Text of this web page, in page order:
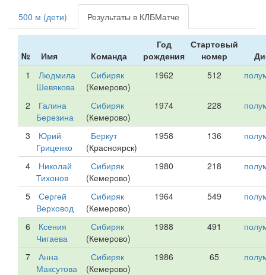
500 м (дети) Результаты в КЛБМатче
№ Имя Команда
Год
рождения
Стартовый
номер
1
Людмила
Шевякова
Сибиряк
(Кемерово)
1962 512
2
Галина
Березина
Сибиряк
(Кемерово)
1974 228
3
Юрий
Гриценко
Беркут
(Красноярск)
1958 136
4
Николай
Тихонов
Сибиряк
(Кемерово)
1980 218
5
Сергей
Верховод
Сибиряк
(Кемерово)
1964 549
6
Ксения
Чигаева
Сибиряк
(Кемерово)
1988 491
7
Анна
Максутова
Сибиряк
(Кемерово)
1986 65